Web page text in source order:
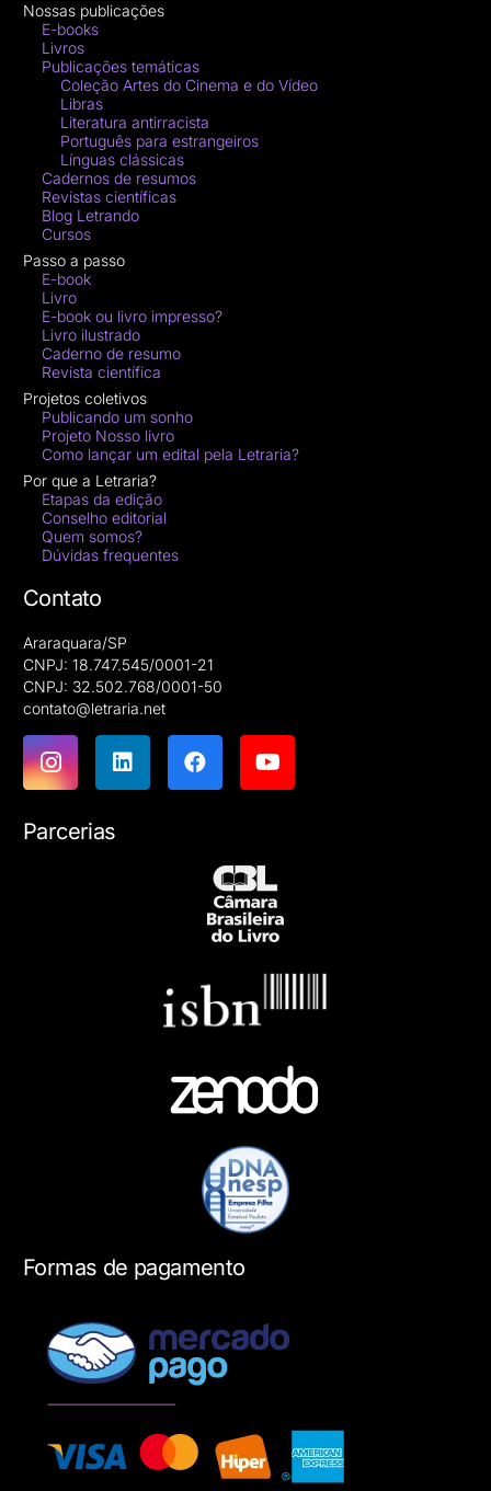
Nossas publicações
E-books
Livros
Publicações temáticas
Coleção Artes do Cinema e do Vídeo
Libras
Literatura antirracista
Português para estrangeiros
Línguas clássicas
Cadernos de resumos
Revistas científicas
Blog Letrando
Cursos
Passo a passo
E-book
Livro
E-book ou livro impresso?
Livro ilustrado
Caderno de resumo
Revista científica
Projetos coletivos
Publicando um sonho
Projeto Nosso livro
Como lançar um edital pela Letraria?
Por que a Letraria?
Etapas da edição
Conselho editorial
Quem somos?
Dúvidas frequentes
Contato
Araraquara/SP
CNPJ: 18.747.545/0001-21
CNPJ: 32.502.768/0001-50
contato@letraria.net
Parcerias
Formas de pagamento